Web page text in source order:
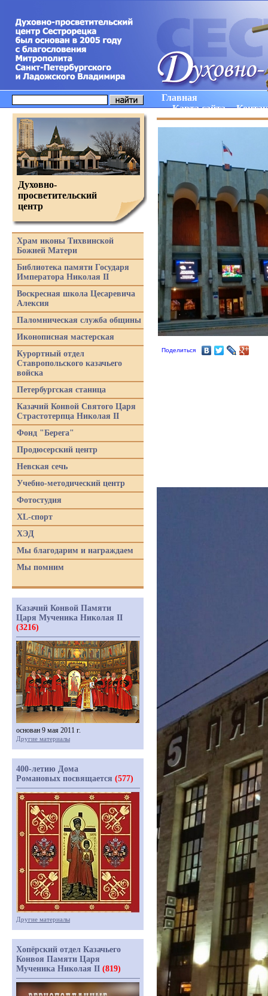
Главная
Карта сайта
Поделиться
Духовно-
просветительский
центр
Храм иконы Тихвинской
Божией Матери
Библиотека памяти Государя
Императора Николая II
Воскресная школа Цесаревича
Алексия
Паломническая служба общины
Иконописная мастерская
Курортный отдел
Ставропольского казачьего
войска
Петербургская станица
Казачий Конвой Святого Царя
Страстотерпца Николая II
Фонд "Берега"
Продюсерский центр
Невская сечь
Учебно-методический центр
Фотостудия
XL-спорт
ХЭД
Мы благодарим и награждаем
Мы помним
Казачий Конвой Памяти
Царя Мученика Николая II
(3216)
основан 9 мая 2011 г.
Другие материалы
400-летию Дома
Романовых посвящается (577)
Другие материалы
Хопёрский отдел Казачьего
Конвоя Памяти Царя
Мученика Николая II (819)